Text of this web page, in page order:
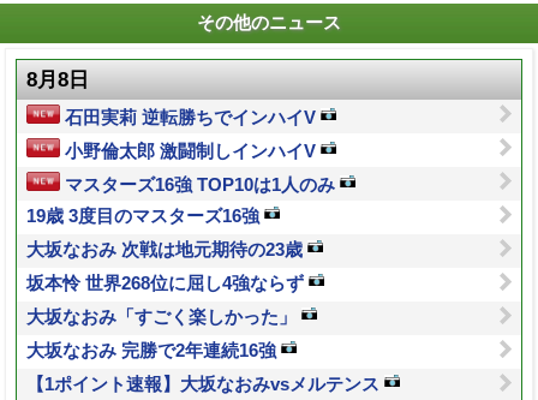
その他のニュース
8月8日
石田実莉 逆転勝ちでインハイV
小野倫太郎 激闘制しインハイV
マスターズ16強 TOP10は1人のみ
19歳 3度目のマスターズ16強
大坂なおみ 次戦は地元期待の23歳
坂本怜 世界268位に屈し4強ならず
大坂なおみ「すごく楽しかった」
大坂なおみ 完勝で2年連続16強
【1ポイント速報】大坂なおみvsメルテンス